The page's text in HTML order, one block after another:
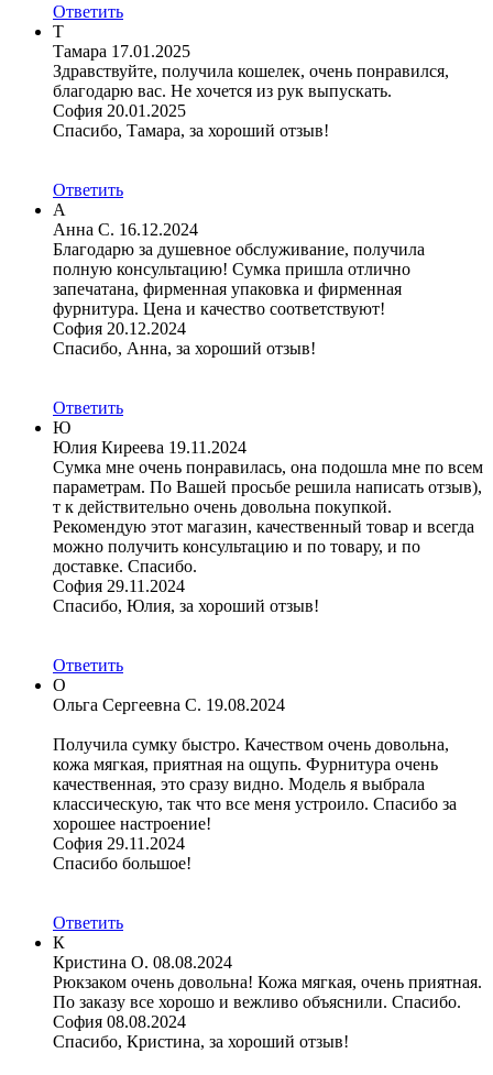
Ответить
Т
Тамара 17.01.2025
Здравствуйте, получила кошелек, очень понравился,
благодарю вас. Не хочется из рук выпускать.
София 20.01.2025
Спасибо, Тамара, за хороший отзыв!
Ответить
А
Анна С. 16.12.2024
Благодарю за душевное обслуживание, получила
полную консультацию! Сумка пришла отлично
запечатана, фирменная упаковка и фирменная
фурнитура. Цена и качество соответствуют!
София 20.12.2024
Спасибо, Анна, за хороший отзыв!
Ответить
Ю
Юлия Киреева 19.11.2024
Сумка мне очень понравилась, она подошла мне по всем
параметрам. По Вашей просьбе решила написать отзыв),
т к действительно очень довольна покупкой.
Рекомендую этот магазин, качественный товар и всегда
можно получить консультацию и по товару, и по
доставке. Спасибо.
София 29.11.2024
Спасибо, Юлия, за хороший отзыв!
Ответить
О
Ольга Сергеевна С. 19.08.2024
Получила сумку быстро. Качеством очень довольна,
кожа мягкая, приятная на ощупь. Фурнитура очень
качественная, это сразу видно. Модель я выбрала
классическую, так что все меня устроило. Спасибо за
хорошее настроение!
София 29.11.2024
Спасибо большое!
Ответить
К
Кристина О. 08.08.2024
Рюкзаком очень довольна! Кожа мягкая, очень приятная.
По заказу все хорошо и вежливо объяснили. Спасибо.
София 08.08.2024
Спасибо, Кристина, за хороший отзыв!